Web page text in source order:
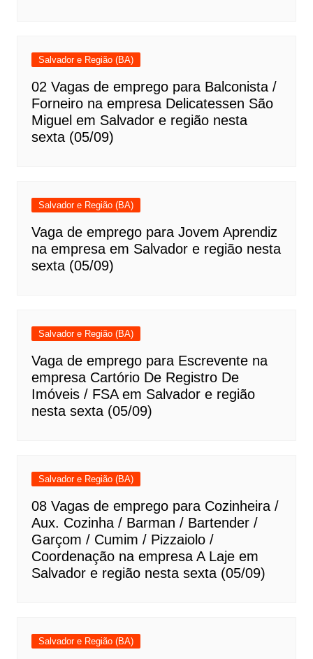
Salvador e Região (BA)
02 Vagas de emprego para Balconista /
Forneiro na empresa Delicatessen São
Miguel em Salvador e região nesta
sexta (05/09)
Salvador e Região (BA)
Vaga de emprego para Jovem Aprendiz
na empresa em Salvador e região nesta
sexta (05/09)
Salvador e Região (BA)
Vaga de emprego para Escrevente na
empresa Cartório De Registro De
Imóveis / FSA em Salvador e região
nesta sexta (05/09)
Salvador e Região (BA)
08 Vagas de emprego para Cozinheira /
Aux. Cozinha / Barman / Bartender /
Garçom / Cumim / Pizzaiolo /
Coordenação na empresa A Laje em
Salvador e região nesta sexta (05/09)
Salvador e Região (BA)